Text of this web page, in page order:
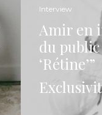
Interview
Amir en
du
‘Rétine’”